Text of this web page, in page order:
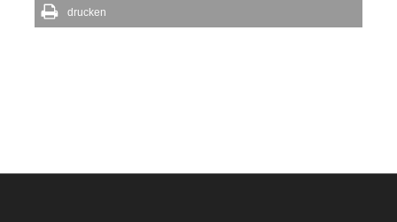
drucken